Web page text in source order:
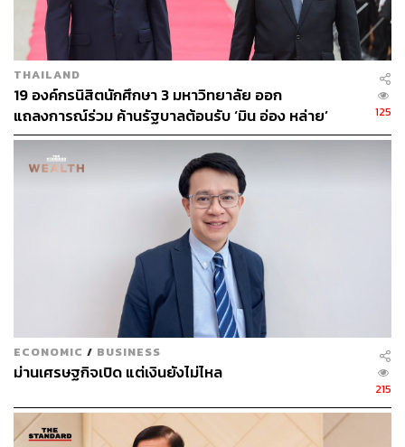
THAILAND
19 องค์กรนิสิตนักศึกษา 3 มหาวิทยาลัย ออก
แถลงการณ์ร่วม ค้านรัฐบาลต้อนรับ ‘มิน อ่อง หล่าย’
125
ECONOMIC / BUSINESS
ม่านเศรษฐกิจเปิด แต่เงินยังไม่ไหล
215